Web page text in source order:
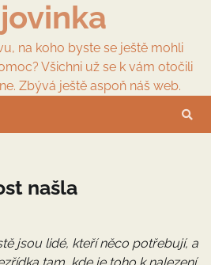
na koho byste se ještě mohli
Všichni už se k vám otočili
Zbývá ještě aspoň náš web.
našla
jsou lidé, kteří něco potřebují, a